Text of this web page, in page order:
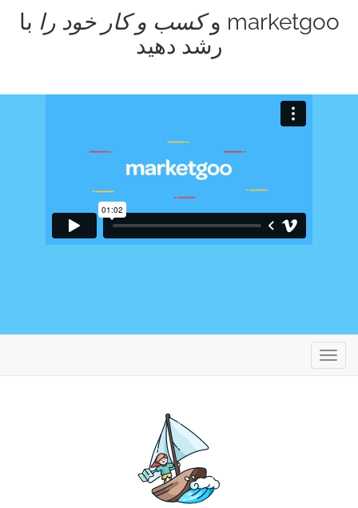
وکسب و کار خود را با marketgoo
رشد دهید
تغییر